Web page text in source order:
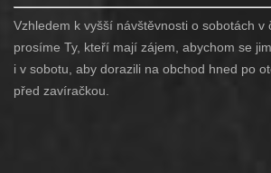
Vzhledem k vyšší návštěvnosti o sobotách v
prosíme Ty, kteří mají zájem, abychom se
i v sobotu, aby dorazili na obchod hned po
před zavíračkou.